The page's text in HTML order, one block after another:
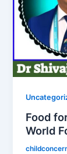
Food
World